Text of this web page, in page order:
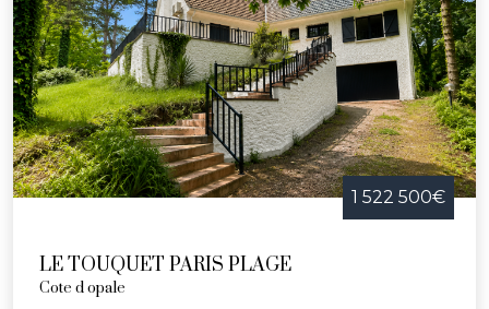
1 522 500€
LE TOUQUET PARIS PLAGE
Cote d opale